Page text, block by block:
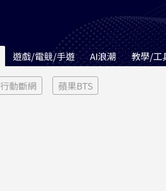
遊戲/電競/手遊 AI浪潮 教學/工
行動斷網 蘋果BTS